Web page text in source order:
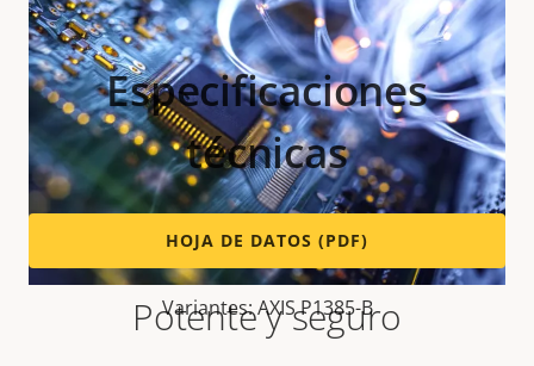
Potente y seguro
Especificaciones
técnicas
HOJA DE DATOS (PDF)
Variantes: AXIS P1385-B